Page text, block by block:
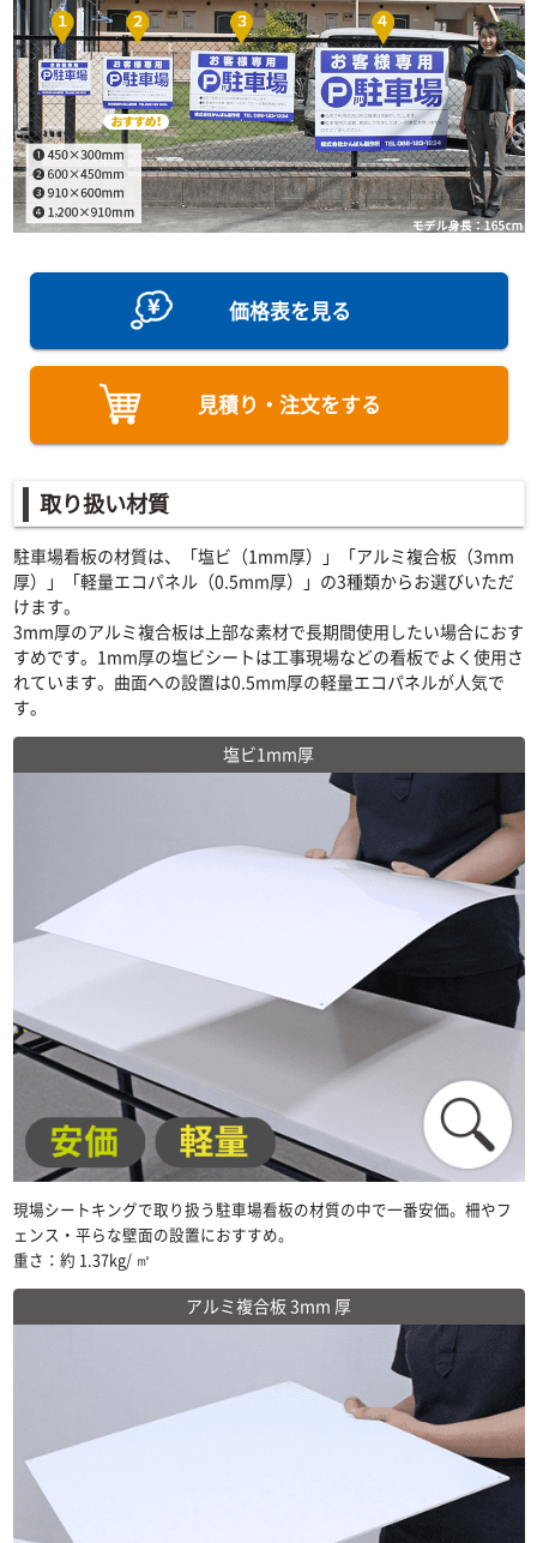
価格表を見る
見積り・注文をする
取り扱い材質
駐車場看板の材質は、「塩ビ（1mm厚）」「アルミ複合板（3mm
厚）」「軽量エコパネル（0.5mm厚）」の3種類からお選びいただ
けます。
3mm厚のアルミ複合板は上部な素材で長期間使用したい場合におす
すめです。1mm厚の塩ビシートは工事現場などの看板でよく使用さ
れています。曲面への設置は0.5mm厚の軽量エコパネルが人気で
す。
塩ビ1mm厚
現場シートキングで取り扱う駐車場看板の材質の中で一番安価。柵やフ
ェンス・平らな壁面の設置におすすめ。
重さ：約 1.37kg/ ㎡
アルミ複合板 3mm 厚